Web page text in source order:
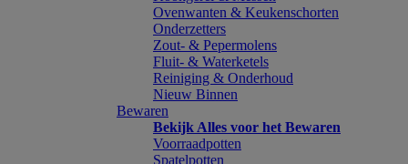
Ovenwanten & Keukenschorten
Onderzetters
Zout- & Pepermolens
Fluit- & Waterketels
Reiniging & Onderhoud
Nieuw Binnen
Bewaren
Bekijk Alles voor het Bewaren
Voorraadpotten
Spatelpotten